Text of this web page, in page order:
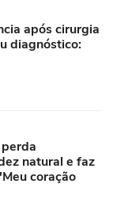
após cirurgia
diagnóstico:
natural e faz
coração